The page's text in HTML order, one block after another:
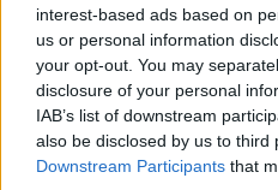
interest-based ads based on
us or personal information
your opt-out. You may
disclosure of your personal
IAB’s list of downstream
also be disclosed by us to third
Downstream Participants that
Mely szegmensekben lát
lehetőségeket az FHB?
portfólióminőség? Mi
téren a banknál? Volt
lakáspiacon? Szuda